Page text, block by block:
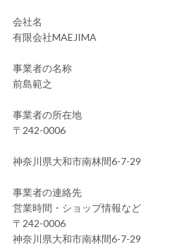
会社名
有限会社MAEJIMA
事業者の名称
前島範之
事業者の所在地
〒242-0006
神奈川県大和市南林間6-7-29
事業者の連絡先
営業時間・ショップ情報など
〒242-0006
神奈川県大和市南林間6-7-29